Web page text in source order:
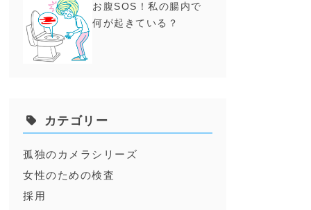
お腹SOS！私の腸内で
何が起きている？
カテゴリー
孤独のカメラシリーズ
女性のための検査
採用